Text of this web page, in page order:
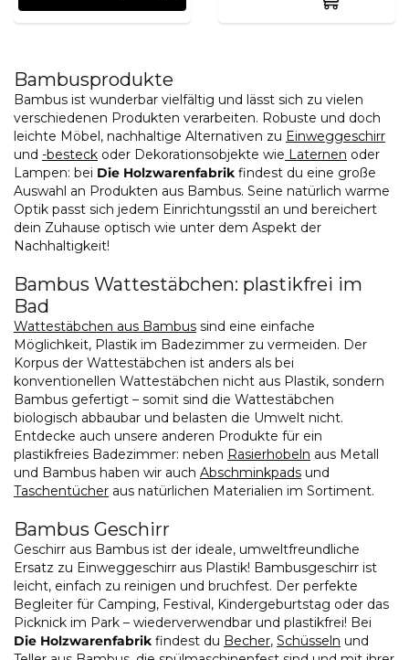
Bambusprodukte
Bambus ist wunderbar vielfältig und lässt sich zu vielen
verschiedenen Produkten verarbeiten. Robuste und doch
leichte Möbel, nachhaltige Alternativen zu Einweggeschirr
und -besteck oder Dekorationsobjekte wie Laternen oder
Lampen: bei Die Holzwarenfabrik findest du eine große
Auswahl an Produkten aus Bambus. Seine natürlich warme
Optik passt sich jedem Einrichtungsstil an und bereichert
dein Zuhause optisch wie unter dem Aspekt der
Nachhaltigkeit!
Bambus Wattestäbchen: plastikfrei im
Bad
Wattestäbchen aus Bambus sind eine einfache
Möglichkeit, Plastik im Badezimmer zu vermeiden. Der
Korpus der Wattestäbchen ist anders als bei
konventionellen Wattestäbchen nicht aus Plastik, sondern
Bambus gefertigt – somit sind die Wattestäbchen
biologisch abbaubar und belasten die Umwelt nicht.
Entdecke auch unsere anderen Produkte für ein
plastikfreies Badezimmer: neben Rasierhobeln aus Metall
und Bambus haben wir auch Abschminkpads und
Taschentücher aus natürlichen Materialien im Sortiment.
Bambus Geschirr
Geschirr aus Bambus ist der ideale, umweltfreundliche
Ersatz zu Einweggeschirr aus Plastik! Bambusgeschirr ist
leicht, einfach zu reinigen und bruchfest. Der perfekte
Begleiter für Camping, Festival, Kindergeburtstag oder das
Picknick im Park – wiederverwendbar und plastikfrei! Bei
Die Holzwarenfabrik findest du Becher, Schüsseln und